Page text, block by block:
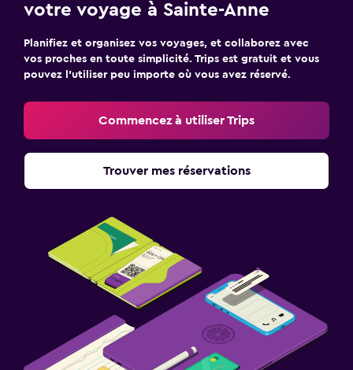
votre voyage à Sainte-Anne
Planifiez et organisez vos voyages, et collaborez avec
vos proches en toute simplicité. Trips est gratuit et vous
pouvez l’utiliser peu importe où vous avez réservé.
Commencez à utiliser Trips
Trouver mes réservations